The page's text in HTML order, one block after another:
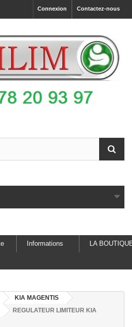
Contactez-nous
Connexion
Informations LA
KIA MAGENTIS
REGULATEUR LIMITEUR KIA